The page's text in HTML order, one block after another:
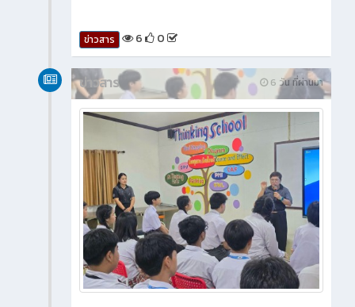
ข่าวสาร 6 0
6 วัน ที่ผ่านมา
ข่าวสาร